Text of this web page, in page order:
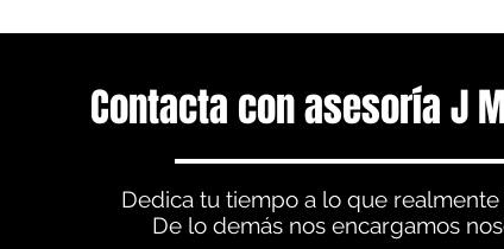
Contacta con asesoría J
Dedica tu tiempo a lo que realmente
De lo demás nos encargamos